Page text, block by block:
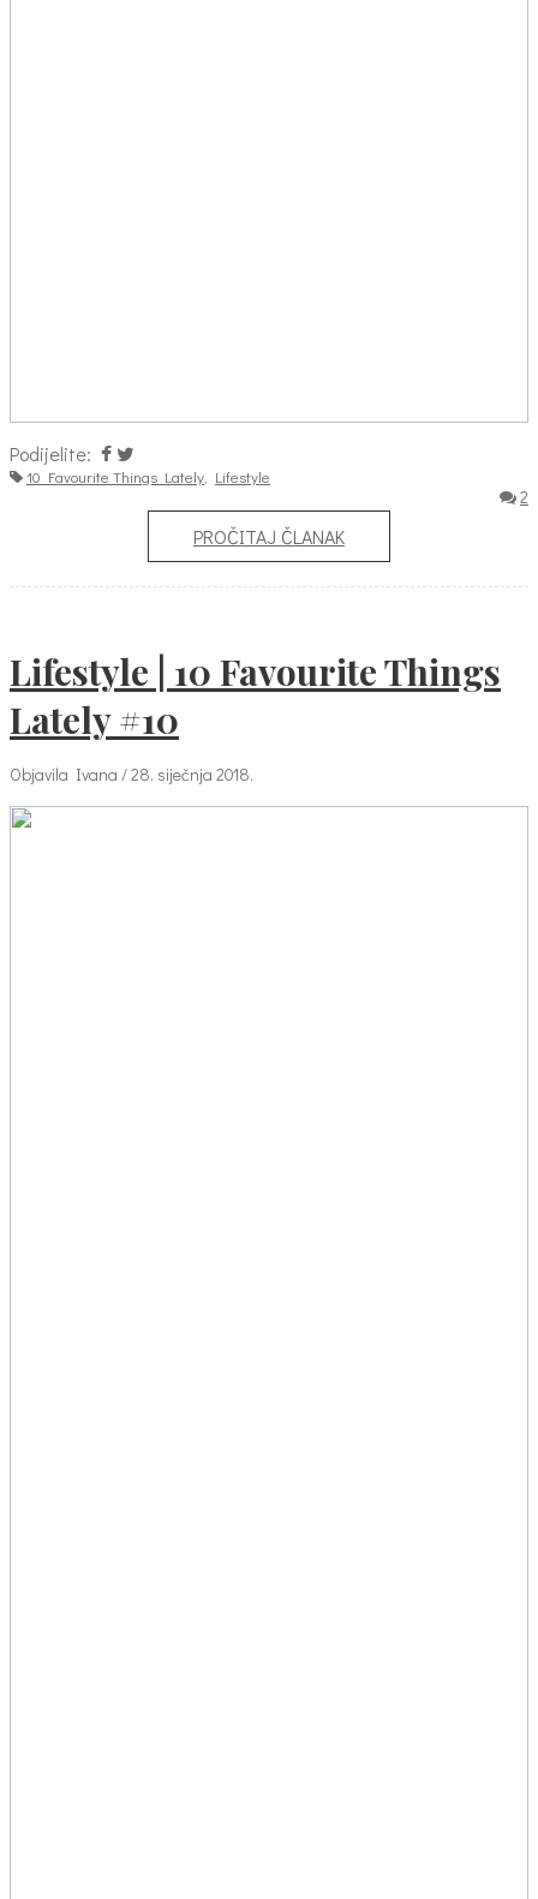
Podijelite:
2
10 Favourite Things Lately Lifestyle
PROČITAJ ČLANAK
Lifestyle | 10 Favourite Things
Lately #10
Objavila Ivana / 28. siječnja 2018.